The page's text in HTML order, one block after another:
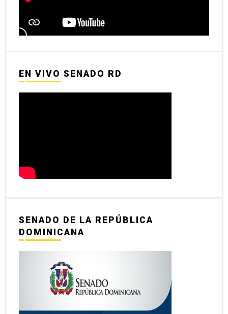
EN VIVO SENADO RD
SENADO DE LA REPÚBLICA
DOMINICANA